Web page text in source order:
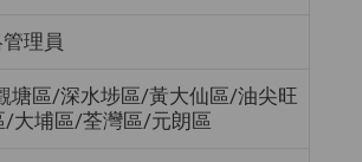
理員
塘區/深水埗區/黃大仙區/油尖旺
大埔區/荃灣區/元朗區